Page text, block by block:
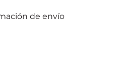
de envío